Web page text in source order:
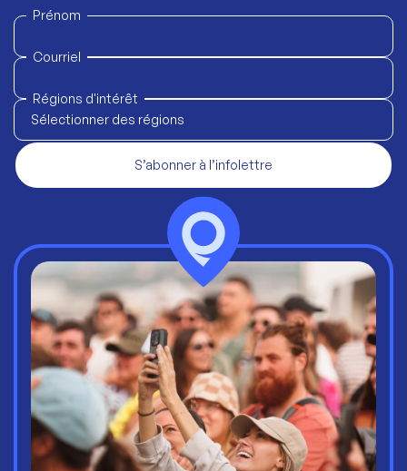
Prénom
Courriel
Régions d'intérêt
Sélectionner des régions
S’abonner à l’infolettre